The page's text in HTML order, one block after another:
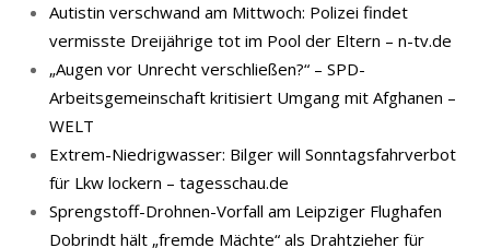
Autistin verschwand am Mittwoch: Polizei findet
vermisste Dreijährige tot im Pool der Eltern – n-tv.de
„Augen vor Unrecht verschließen?“ – SPD-
Arbeitsgemeinschaft kritisiert Umgang mit Afghanen –
WELT
Extrem-Niedrigwasser: Bilger will Sonntagsfahrverbot
für Lkw lockern – tagesschau.de
Sprengstoff-Drohnen-Vorfall am Leipziger Flughafen
Dobrindt hält „fremde Mächte“ als Drahtzieher für